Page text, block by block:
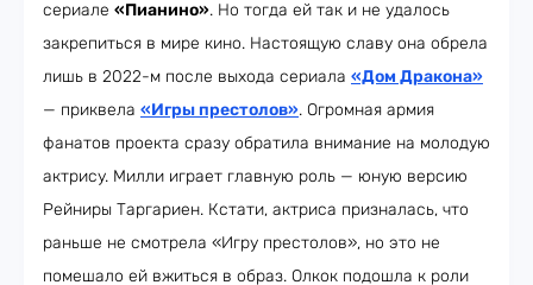
сериале «Пианино». Но тогда ей так и не удалось
закрепиться в мире кино. Настоящую славу она обрела
лишь в 2022-м после выхода сериала «Дом Дракона»
— приквела «Игры престолов». Огромная армия
фанатов проекта сразу обратила внимание на молодую
актрису. Милли играет главную роль — юную версию
Рейниры Таргариен. Кстати, актриса призналась, что
раньше не смотрела «Игру престолов», но это не
помешало ей вжиться в образ. Олкок подошла к роли